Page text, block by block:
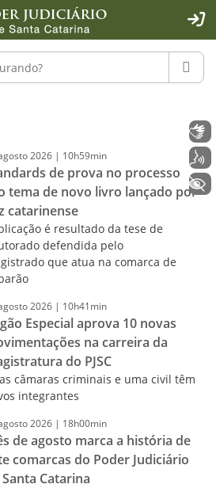
acessibilidade - Rybená
- Poder
2026 | 10h59min
de prova no processo
tema de novo livro lançado por
catarinense
é resultado da tese de
defendida pelo
que atua na comarca de
2026 | 10h41min
Especial aprova 10 novas
na carreira da
do PJSC
câmaras criminais e uma civil têm
integrantes
2026 | 18h00min
de agosto marca a história de
comarcas do Poder Judiciário
Catarina
+ Acessibilidade